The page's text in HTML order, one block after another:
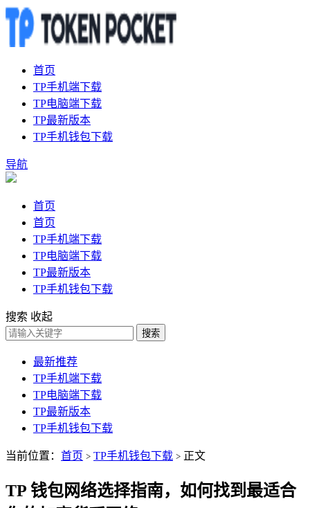
首页
TP手机端下载
TP电脑端下载
TP最新版本
TP手机钱包下载
导航
首页
首页
TP手机端下载
TP电脑端下载
TP最新版本
TP手机钱包下载
搜索 收起
搜索
最新推荐
TP手机端下载
TP电脑端下载
TP最新版本
TP手机钱包下载
当前位置： 首页 > TP手机钱包下载 > 正文
TP 钱包网络选择指南，如何找到最适合